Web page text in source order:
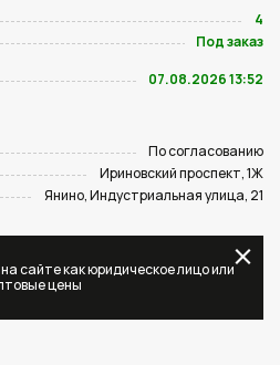
4
Под заказ
07.08.2026 13:52
По согласованию
Ириновский проспект, 1Ж
Янино, Индустриальная улица, 21
на сайте как юридическое лицо или
цены